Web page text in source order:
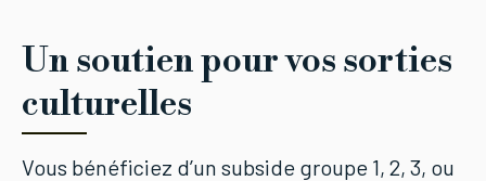
Un soutien pour vos sorties
culturelles
Vous bénéficiez d’un subside groupe 1, 2, 3, ou